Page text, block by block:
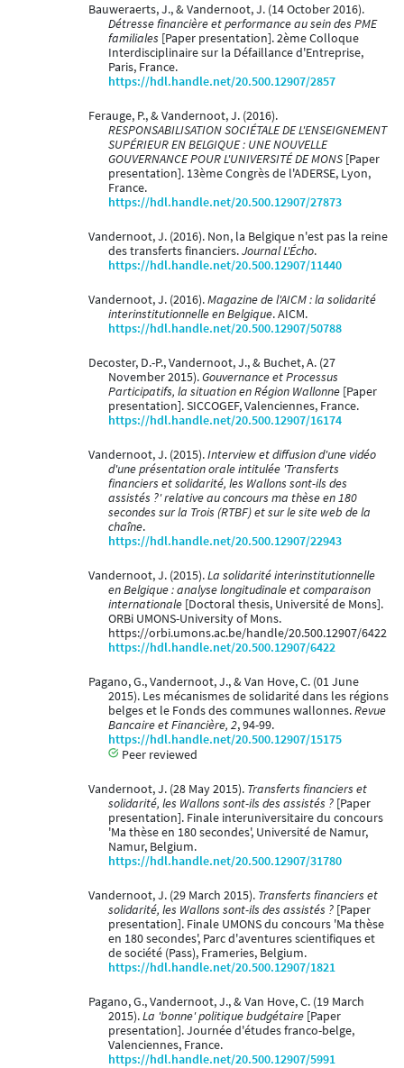
Bauweraerts, J., & Vandernoot, J. (14 October 2016).
Détresse financière et performance au sein des PME
familiales [Paper presentation]. 2ème Colloque
Interdisciplinaire sur la Défaillance d'Entreprise,
Paris, France.
https://hdl.handle.net/20.500.12907/2857
Ferauge, P., & Vandernoot, J. (2016).
RESPONSABILISATION SOCIÉTALE DE L'ENSEIGNEMENT
SUPÉRIEUR EN BELGIQUE : UNE NOUVELLE
GOUVERNANCE POUR L'UNIVERSITÉ DE MONS [Paper
presentation]. 13ème Congrès de l'ADERSE, Lyon,
France.
https://hdl.handle.net/20.500.12907/27873
Vandernoot, J. (2016). Non, la Belgique n'est pas la reine
des transferts financiers.Journal L'Écho.
https://hdl.handle.net/20.500.12907/11440
Vandernoot, J. (2016).Magazine de l'AICM : la solidarité
interinstitutionnelle en Belgique. AICM.
https://hdl.handle.net/20.500.12907/50788
Decoster, D.-P., Vandernoot, J., & Buchet, A. (27
November 2015).Gouvernance et Processus
Participatifs, la situation en Région Wallonne [Paper
presentation]. SICCOGEF, Valenciennes, France.
https://hdl.handle.net/20.500.12907/16174
Vandernoot, J. (2015).Interview et diffusion d'une vidéo
d'une présentation orale intitulée 'Transferts
financiers et solidarité, les Wallons sont-ils des
assistés ?' relative au concours ma thèse en 180
secondes sur la Trois (RTBF) et sur le site web de la
chaîne.
https://hdl.handle.net/20.500.12907/22943
Vandernoot, J. (2015).La solidarité interinstitutionnelle
en Belgique : analyse longitudinale et comparaison
internationale [Doctoral thesis, Université de Mons].
ORBi UMONS-University of Mons.
https://orbi.umons.ac.be/handle/20.500.12907/6422
https://hdl.handle.net/20.500.12907/6422
Pagano, G., Vandernoot, J., & Van Hove, C. (01 June
2015). Les mécanismes de solidarité dans les régions
belges et le Fonds des communes wallonnes.Revue
Bancaire et Financière, 2, 94-99.
https://hdl.handle.net/20.500.12907/15175
Peer reviewed
Vandernoot, J. (28 May 2015). Transferts financiers et
solidarité, les Wallons sont-ils des assistés ? [Paper
presentation]. Finale interuniversitaire du concours
'Ma thèse en 180 secondes', Université de Namur,
Namur, Belgium.
https://hdl.handle.net/20.500.12907/31780
Vandernoot, J. (29 March 2015). Transferts financiers et
solidarité, les Wallons sont-ils des assistés ? [Paper
presentation]. Finale UMONS du concours 'Ma thèse
en 180 secondes', Parc d'aventures scientifiques et
de société (Pass), Frameries, Belgium.
https://hdl.handle.net/20.500.12907/1821
Pagano, G., Vandernoot, J., & Van Hove, C. (19 March
2015).La 'bonne' politique budgétaire [Paper
presentation]. Journée d'études franco-belge,
Valenciennes, France.
https://hdl.handle.net/20.500.12907/5991